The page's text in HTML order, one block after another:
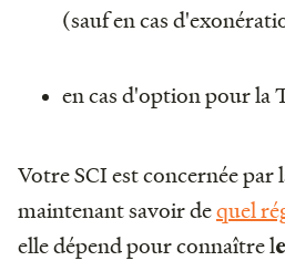
(sauf en cas
en cas d'option pour la
Votre SCI est concernée
maintenant savoir dequel
elle dépend pour connaître l